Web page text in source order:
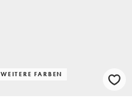
WEITERE FARBEN